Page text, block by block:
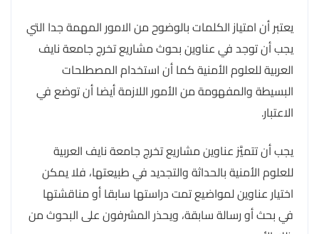
يعتبر أن امتياز الكلمات بالوضوح من الامور المهمة جدا التي
يجب أن توجد في عناوين بحوث مشاريع تخرج جامعة نايف
العربية للعلوم الأمنية كما أن استخدام المصطلحات
البسيطة والمفهومة من الأمور اللازمة أيضا أن توضع في
الاعتبار.
يجب أن تتميَّز عناوين مشاريع تخرج جامعة نايف العربية
للعلوم الأمنية بالحداثة والتجديد في طبيعتها، فلا يمكن
اختيار عناوين لمواضيع تمت دراستها سابقا أو مناقشتها
في بحث أو رسالة سابقة، ويحذر المشرفون على البحوث من